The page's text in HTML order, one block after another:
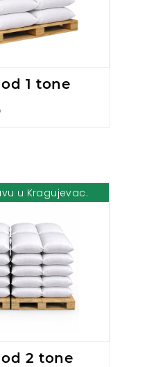
1 tone
u Kragujevac.
2 tone